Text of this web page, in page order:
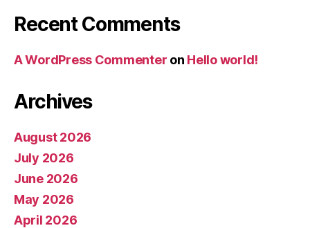
Recent Comments
A WordPress Commenter on Hello world!
Archives
August 2026
July 2026
June 2026
May 2026
April 2026